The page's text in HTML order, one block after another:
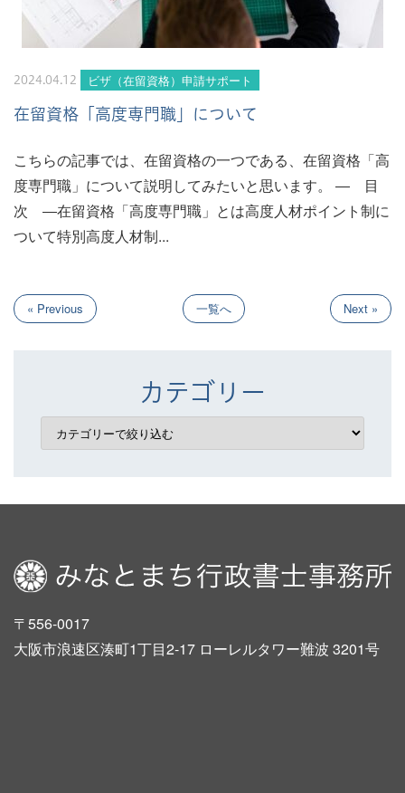
2024.04.12 ビザ（在留資格）申請サポート
在留資格「高度専門職」について
こちらの記事では、在留資格の一つである、在留資格「高
度専門職」について説明してみたいと思います。 ― 目
次 ―在留資格「高度専門職」とは高度人材ポイント制に
ついて特別高度人材制...
« Previous 一覧へ Next »
カテゴリー
〒556-0017
大阪市浪速区湊町1丁目2-17 ローレルタワー難波 3201号